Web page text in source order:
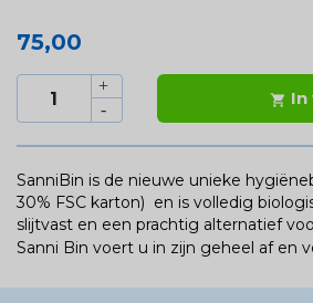
75,00
 In
SanniBin is de nieuwe unieke
30% FSC karton) en is volledig
slijtvast en een prachtig alternatief
Sanni Bin voert u in zijn geheel af en